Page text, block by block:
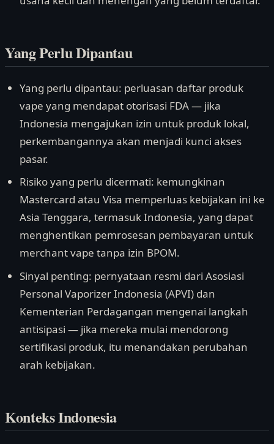
Yang Perlu Dipantau
Yang perlu dipantau: perluasan daftar produk
vape yang mendapat otorisasi FDA — jika
Indonesia mengajukan izin untuk produk lokal,
perkembangannya akan menjadi kunci akses
pasar.
Risiko yang perlu dicermati: kemungkinan
Mastercard atau Visa memperluas kebijakan ini ke
Asia Tenggara, termasuk Indonesia, yang dapat
menghentikan pemrosesan pembayaran untuk
merchant vape tanpa izin BPOM.
Sinyal penting: pernyataan resmi dari Asosiasi
Personal Vaporizer Indonesia (APVI) dan
Kementerian Perdagangan mengenai langkah
antisipasi — jika mereka mulai mendorong
sertifikasi produk, itu menandakan perubahan
arah kebijakan.
Konteks Indonesia